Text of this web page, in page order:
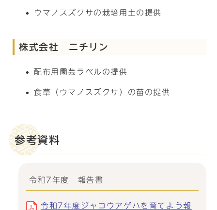
ウマノスズクサの栽培用土の提供
株式会社 ニチリン
配布用園芸ラベルの提供
食草（ウマノスズクサ）の苗の提供
参考資料
令和7年度 報告書
令和7年度ジャコウアゲハを育てよう報